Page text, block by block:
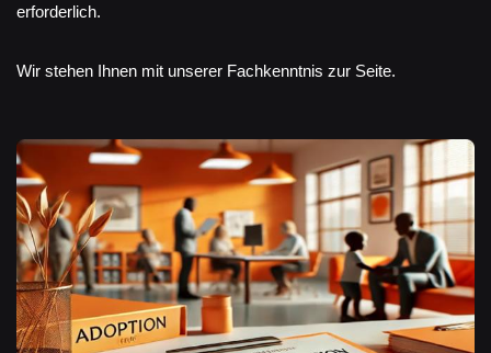
erforderlich.
Wir stehen Ihnen mit unserer Fachkenntnis zur Seite.